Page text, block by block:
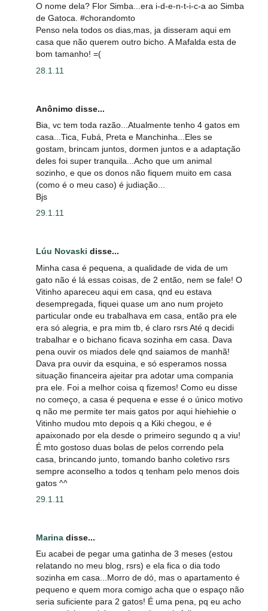
O nome dela? Flor Simba...era i-d-e-n-t-i-c-a ao Simba
de Gatoca. #chorandomto
Penso nela todos os dias,mas, ja disseram aqui em
casa que não querem outro bicho. A Mafalda esta de
bom tamanho! =(
28.1.11
Anônimo disse...
Bia, vc tem toda razão...Atualmente tenho 4 gatos em
casa...Tica, Fubá, Preta e Manchinha...Eles se
gostam, brincam juntos, dormen juntos e a adaptação
deles foi super tranquila...Acho que um animal
sozinho, e que os donos não fiquem muito em casa
(como é o meu caso) é judiação...
Bjs
29.1.11
Lúu Novaski disse...
Minha casa é pequena, a qualidade de vida de um
gato não é lá essas coisas, de 2 então, nem se fale! O
Vitinho apareceu aqui em casa, qnd eu estava
desempregada, fiquei quase um ano num projeto
particular onde eu trabalhava em casa, então pra ele
era só alegria, e pra mim tb, é claro rsrs Até q decidi
trabalhar e o bichano ficava sozinha em casa. Dava
pena ouvir os miados dele qnd saiamos de manhã!
Dava pra ouvir da esquina, e só esperamos nossa
situação financeira ajeitar pra adotar uma compania
pra ele. Foi a melhor coisa q fizemos! Como eu disse
no começo, a casa é pequena e esse é o único motivo
q não me permite ter mais gatos por aqui hiehiehie o
Vitinho mudou mto depois q a Kiki chegou, e é
apaixonado por ela desde o primeiro segundo q a viu!
É mto gostoso duas bolas de pelos correndo pela
casa, brincando junto, tomando banho coletivo rsrs
sempre aconselho a todos q tenham pelo menos dois
gatos ^^
29.1.11
Marina disse...
Eu acabei de pegar uma gatinha de 3 meses (estou
relatando no meu blog, rsrs) e ela fica o dia todo
sozinha em casa...Morro de dó, mas o apartamento é
pequeno e quem mora comigo acha que o espaço não
seria suficiente para 2 gatos! É uma pena, pq eu acho